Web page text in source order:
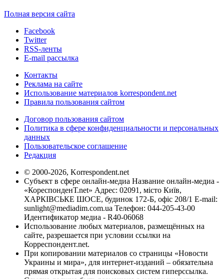
Полная версия сайта
Facebook
Twitter
RSS-ленты
E-mail рассылка
Контакты
Реклама на сайте
Использование материалов korrespondent.net
Правила пользования сайтом
Договор пользования сайтом
Политика в сфере конфиденциальности и персональных
данных
Пользовательское соглашение
Редакция
© 2000-2026, Korrespondent.net
Субъект в сфере онлайн-медиа Название онлайн-медиа -
«КореспонденТ.net» Адрес: 02091, місто Київ,
ХАРКІВСЬКЕ ШОСЕ, будинок 172-Б, офіс 208/1 E-mail:
sunlight@mediadim.com.ua Телефон: 044-205-43-00
Идентификатор медиа - R40-06068
Использование любых материалов, размещённых на
сайте, разрешается при условии ссылки на
Корреспондент.net.
При копировании материалов со страницы «Новости
Украины и мира», для интернет-изданий – обязательна
прямая открытая для поисковых систем гиперссылка.